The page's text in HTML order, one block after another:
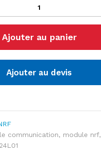
Ajouter au panier
Ajouter au devis
communication, module nrf,